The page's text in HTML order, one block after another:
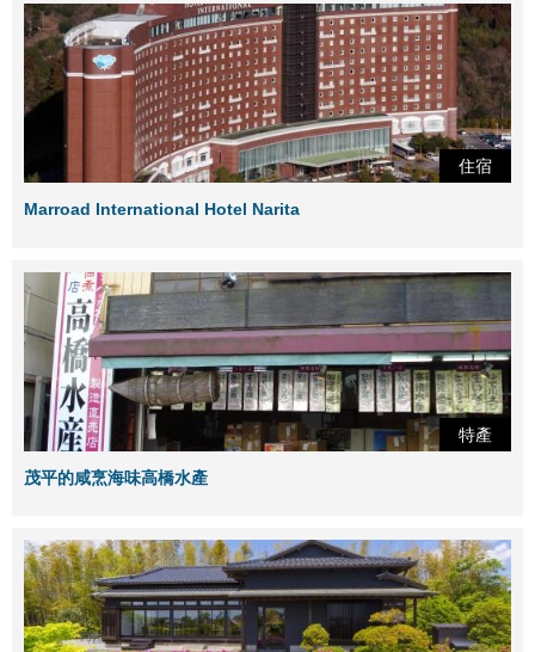
住宿
Marroad International Hotel Narita
特產
茂平的咸烹海味高橋水產